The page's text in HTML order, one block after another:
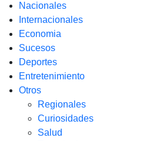
Nacionales
Internacionales
Economia
Sucesos
Deportes
Entretenimiento
Otros
Regionales
Curiosidades
Salud